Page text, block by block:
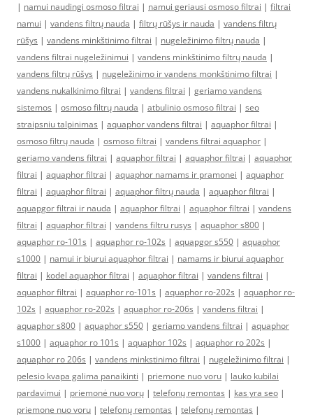
| namui naudingi osmoso filtrai | namui geriausi osmoso filtrai | filtrai
namui | vandens filtrų nauda | filtrų rūšys ir nauda | vandens filtrų
rūšys | vandens minkštinimo filtrai | nugeležinimo filtrų nauda |
vandens filtrai nugeležinimui | vandens minkštinimo filtrų nauda |
vandens filtrų rūšys | nugeležinimo ir vandens monkštinimo filtrai |
vandens nukalkinimo filtrai | vandens filtrai | geriamo vandens
sistemos | osmoso filtrų nauda | atbulinio osmoso filtrai | seo
straipsniu talpinimas | aquaphor vandens filtrai | aquaphor filtrai |
osmoso filtrų nauda | osmoso filtrai | vandens filtrai aquaphor |
geriamo vandens filtrai | aquaphor filtrai | aquaphor filtrai | aquaphor
filtrai | aquaphor filtrai | aquaphor namams ir pramonei | aquaphor
filtrai | aquaphor filtrai | aquaphor filtrų nauda | aquaphor filtrai |
aquapgor filtrai ir nauda | aquaphor filtrai | aquaphor filtrai | vandens
filtrai | aquaphor filtrai | vandens filtru rusys | aquaphor s800 |
aquaphor ro-101s | aquaphor ro-102s | aquapgor s550 | aquaphor
s1000 | namui ir biurui aquaphor filtrai | namams ir biurui aquaphor
filtrai | kodel aquaphor filtrai | aquaphor filtrai | vandens filtrai |
aquaphor filtrai | aquaphor ro-101s | aquaphor ro-202s | aquaphor ro-
102s | aquaphor ro-202s | aquaphor ro-206s | vandens filtrai |
aquaphor s800 | aquaphor s550 | geriamo vandens filtrai | aquaphor
s1000 | aquaphor ro 101s | aquaphor 102s | aquaphor ro 202s |
aquaphor ro 206s | vandens minkstinimo filtrai | nugeležinimo filtrai |
pelesio kvapa galima panaikinti | priemone nuo voru | lauko kubilai
pardavimui | priemonė nuo vorų | telefonų remontas | kas yra seo |
priemone nuo voru | telefonų remontas | telefonų remontas |